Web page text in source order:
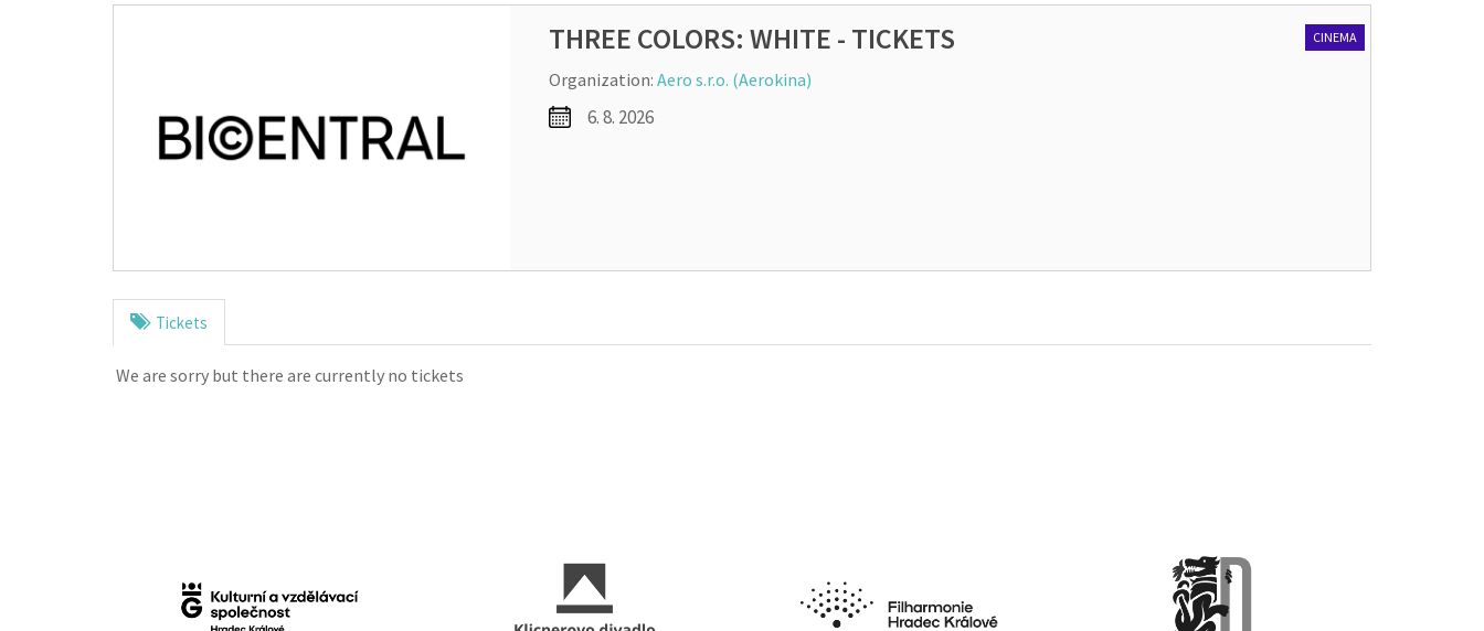
THREE COLORS: WHITE - TICKETS
Organization:Aero s.r.o. (Aerokina)
6. 8. 2026
CINEMA
Tickets
We are sorry but there are currently no tickets